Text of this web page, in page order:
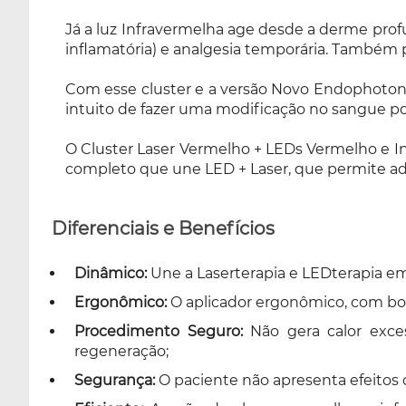
LED + Laser, que permite adquirir os
aplicadores de acordo com as necessidades do
Já a luz Infravermelha age desde a derme
inflamatória) e analgesia temporária.
Com esse cluster e a versão Novo
intuito de fazer uma modificação no sangue
O Cluster Laser Vermelho + LEDs Vermelho
completo que une LED + Laser, que permite
Diferenciais e Benefícios
Dinâmico:Une a Laserterapia e LEDterapia
Ergonômico:O aplicador ergonômico, com
Procedimento Seguro:Não gera calor
regeneração;
Segurança: O paciente não apresenta